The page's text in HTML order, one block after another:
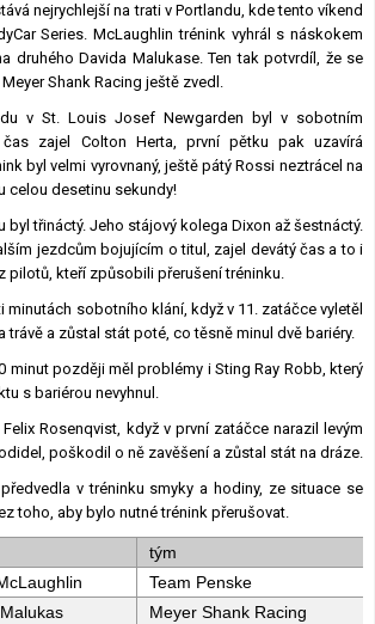
nejrychlejší na trati v Portlandu, kde tento víkend
Series. McLaughlin trénink vyhrál s náskokem
druhého Davida Malukase. Ten tak potvrdíl, že se
Shank Racing ještě zvedl.
v St. Louis Josef Newgarden byl v sobotním
čas zajel Colton Herta, první pětku pak uzavírá
byl velmi vyrovnaný, ještě pátý Rossi neztrácel na
celou desetinu sekundy!
byl třináctý. Jeho stájový kolega Dixon až šestnáctý.
jezdcům bojujícím o titul, zajel devátý čas a to i
pilotů, kteří způsobili přerušení tréninku.
minutách sobotního klání, když v 11. zatáčce vyletěl
trávě a zůstal stát poté, co těsně minul dvě bariéry.
minut později měl problémy i Sting Ray Robb, který
s bariérou nevyhnul.
Rosenqvist, když v první zatáčce narazil levým
poškodil o ně zavěšení a zůstal stát na dráze.
v tréninku smyky a hodiny, ze situace se
toho, aby bylo nutné trénink přerušovat.
tým
Team Penske
Meyer Shank Racing